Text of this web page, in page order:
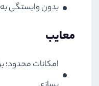
بدون وابستگی به JS
معایب